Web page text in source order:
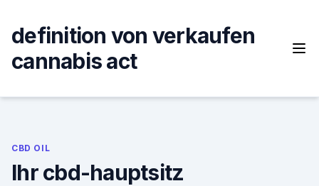
content
definition von verkaufen
cannabis act
CBD OIL
Ihr cbd-hauptsitz